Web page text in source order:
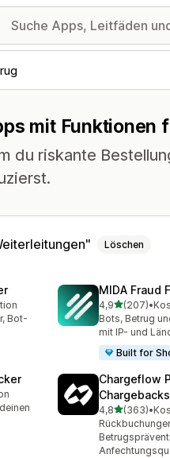
mit Funktionen
du riskante
Löschen
Bot-
MIDA Fraud
4,9von 5
(207)
207 •
Bots, Betrug
mit IP- und
Built for
Chargeflow
Chargebacks
4,8von 5
(363)
363 •